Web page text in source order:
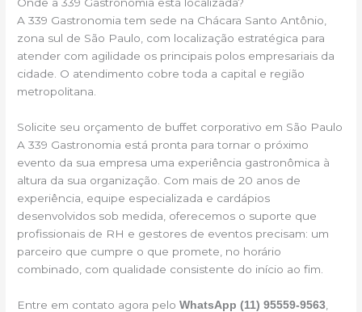
A 339 Gastronomia tem sede na Chácara Santo Antônio,
zona sul de São Paulo, com localização estratégica para
atender com agilidade os principais polos empresariais da
cidade. O atendimento cobre toda a capital e região
metropolitana.
Solicite seu orçamento de buffet corporativo em São Paulo
A 339 Gastronomia está pronta para tornar o próximo
evento da sua empresa uma experiência gastronômica à
altura da sua organização. Com mais de 20 anos de
experiência, equipe especializada e cardápios
desenvolvidos sob medida, oferecemos o suporte que
profissionais de RH e gestores de eventos precisam: um
parceiro que cumpre o que promete, no horário
combinado, com qualidade consistente do início ao fim.
Entre em contato agora peloWhatsApp (11) 95559-9563